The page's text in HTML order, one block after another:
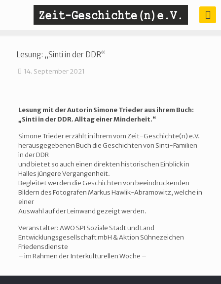
Lesung: „Sinti in der DDR“
14. September 2021
Lesung mit der Autorin Simone Trieder aus ihrem Buch:
„Sinti in der DDR. Alltag einer Minderheit.“
Simone Trieder erzählt in ihrem vom Zeit-Geschichte(n) e.V.
herausgegebenen Buch die Geschichten von Sinti-­Familien
in der DDR
und bietet so auch einen direkten historischen Einblick in
Halles jüngere Vergangenheit.
Begleitet werden die Geschichten von beeindruckenden
Bildern des Fotografen Markus Hawlik­-Abramowitz, welche in
einer
Auswahl auf der Leinwand gezeigt werden.
Veranstalter: AWO SPI Soziale Stadt und Land
Entwicklungsgesellschaft mbH & Aktion Sühnezeichen
Friedensdienste
– im Rahmen der Interkulturellen Woche –